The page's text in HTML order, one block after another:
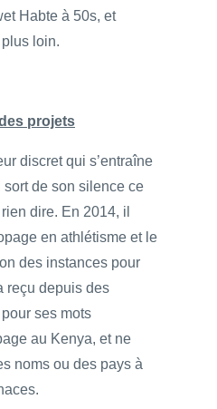
Habte à 50s, et
loin.
projets
discret qui s’entraîne
de son silence ce
dire. En 2014, il
en athlétisme et le
des instances pour
reçu depuis des
ses mots
au Kenya, et ne
noms ou des pays à